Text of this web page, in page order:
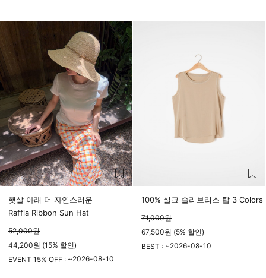
햇살 아래 더 자연스러운
Raffia Ribbon Sun Hat
52,000원
44,200원 (15% 할인)
EVENT 15% OFF : ~2026-08-10
100% 실크 슬리브리스 탑 3 Colors
71,000원
67,500원 (5% 할인)
BEST : ~2026-08-10